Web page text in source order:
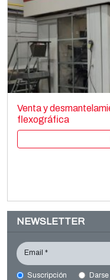
UTECO DIAMOND
Printing machines
Flexo CI
Venta y
flexográfica
NEWSLETTER
Email *
Suscripción